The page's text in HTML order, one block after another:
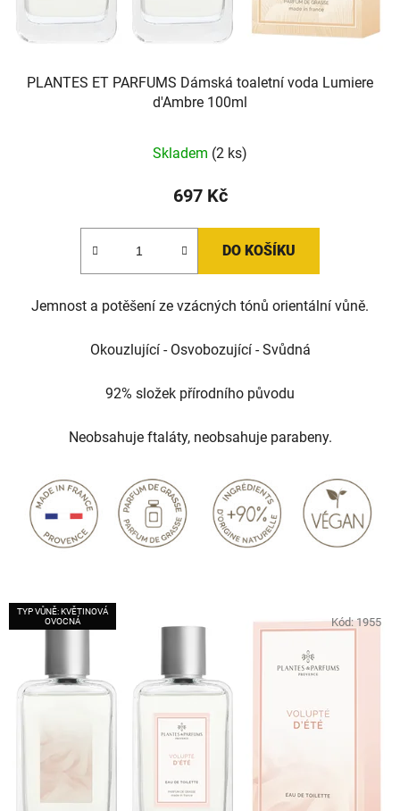
PLANTES ET PARFUMS Dámská toaletní voda Lumiere
d'Ambre 100ml
hodnocení
produktu
hvězdiček.
Skladem (2 ks)
697 Kč
DO KOŠÍKU
Jemnost a potěšení ze vzácných tónů orientální vůně.
Okouzlující - Osvobozující - Svůdná
92% složek přírodního původu
Neobsahuje ftaláty, neobsahuje parabeny.
TYP VŮNĚ: KVĚTINOVÁ
OVOCNÁ
Kód:1955